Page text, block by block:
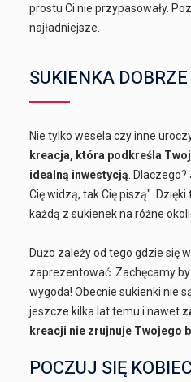
prostu Ci nie przypasowały.
najładniejsze.
SUKIENKA
Nie tylko wesela czy inne
kreacja, która podkreśla
idealną inwestycją .
Cię widzą, tak Cię piszą".
każdą z sukienek na różne
Dużo zależy od tego gdzie się
zaprezentować. Zachęcamy
wygoda! Obecnie sukienki nie
jeszcze kilka lat temu i nawet
kreacji nie zrujnuje Twojego
POCZUJ SIĘ